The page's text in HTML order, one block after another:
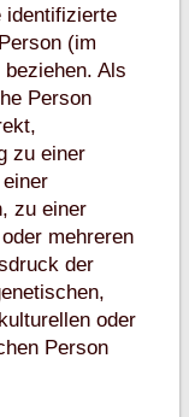
identifizierte
(im
Als
Person
zu einer
zu einer
mehreren
der
oder
Person